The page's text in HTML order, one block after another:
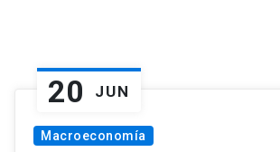
20 JUN
Macroeconomía